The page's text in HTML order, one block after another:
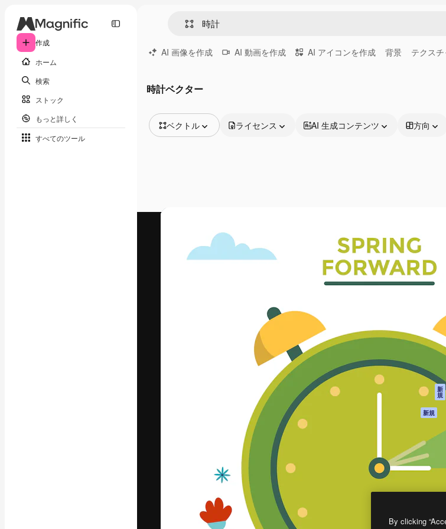
作成
ホーム
検索
ストック
もっと詳しく
すべてのツール
AI 画像を作成 AI 動画を作成 AI アイコンを作成 背景 テクスチ
時計ベクター
ベクトル
動画
モーショングラフィックス
動画テンプレート
3D モデル
ライセンス AI 生成コンテンツ 方向
最高のクリエイティブ制作を導くためのプラ
店、スタジオを含む100万人以上が利用して
製品
Spaces
AI 動画生成ツール
AI 音声合成ツール
ストックコンテン
ツ
Claude/ChatGPT 新
規
新規
モバイルアプリ
すべてのMagnificツ
ール
Copyright © 2010- 2026 Freepik Company S.L.U.
By clicking